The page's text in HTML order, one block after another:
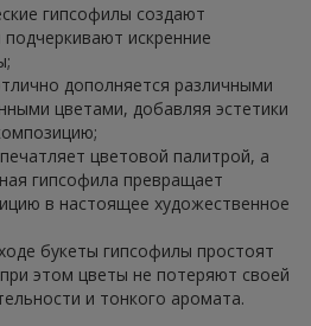
гипсофилы создают
искренние
дополняется различными
цветами, добавляя эстетики
цветовой палитрой, а
гипсофила превращает
в настоящее художественное
букеты гипсофилы простоят
этом цветы не потеряют своей
и тонкого аромата.